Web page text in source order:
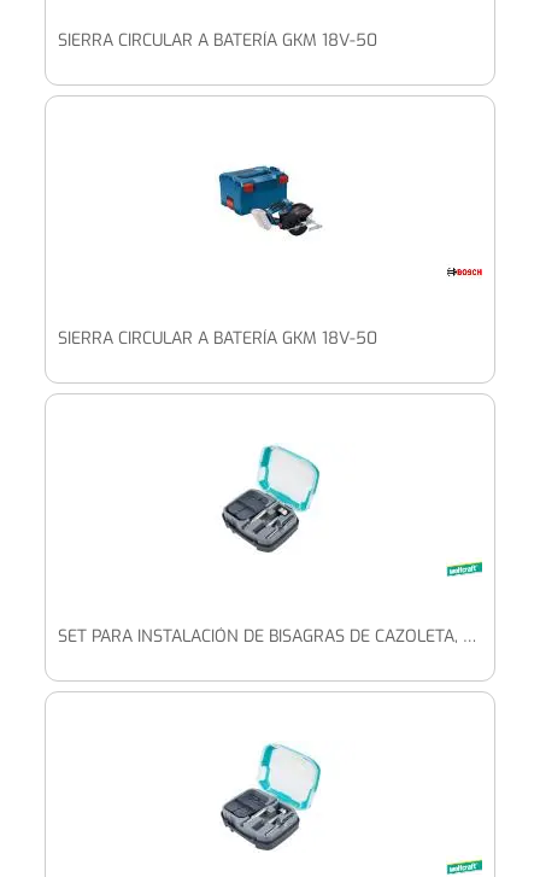
SIERRA CIRCULAR A BATERÍA GKM 18V-50
SIERRA CIRCULAR A BATERÍA GKM 18V-50
SET PARA INSTALACIÓN DE BISAGRAS DE CAZOLETA, Ø 35 MM, 5 PIEZAS